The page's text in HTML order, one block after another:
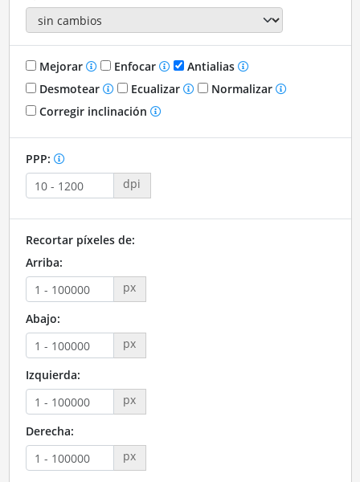
Mejorar Enfocar
Antialias
Desmotear
Ecualizar
Normalizar
Corregir inclinación
PPP:
dpi
Recortar píxeles de:
Arriba:
px
Abajo:
px
Izquierda:
px
Derecha:
px